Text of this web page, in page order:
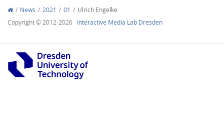
News 2021 01
Ulrich Engelke
Copyright © 2012-2026 Interactive Media Lab Dresden